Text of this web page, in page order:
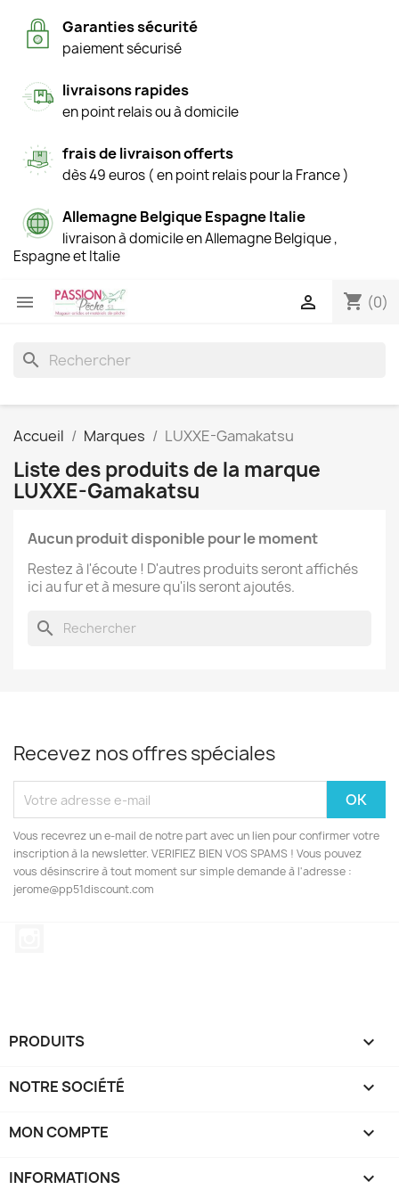
Garanties sécurité
paiement sécurisé
livraisons rapides
en point relais ou à domicile
frais de livraison offerts
dès 49 euros ( en point relais pour la France )
Allemagne Belgique Espagne Italie
livraison à domicile en Allemagne Belgique ,
Espagne et Italie
 shopping_cart (0)

search
Accueil Marques LUXXE-Gamakatsu
Liste des produits de la marque
LUXXE-Gamakatsu
Aucun produit disponible pour le moment
Restez à l'écoute ! D'autres produits seront affichés
ici au fur et à mesure qu'ils seront ajoutés.
search
Recevez nos offres spéciales
Vous recevrez un e-mail de notre part avec un lien pour confirmer votre
inscription à la newsletter. VERIFIEZ BIEN VOS SPAMS ! Vous pouvez
vous désinscrire à tout moment sur simple demande à l'adresse :
jerome@pp51discount.com
PRODUITS 
NOTRE SOCIÉTÉ 
MON COMPTE 
INFORMATIONS keyboard_arrow_down